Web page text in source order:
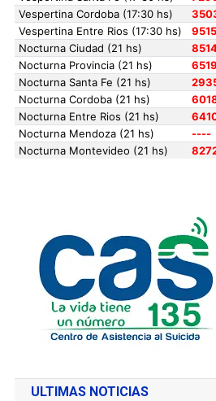
ULTIMAS NOTICIAS